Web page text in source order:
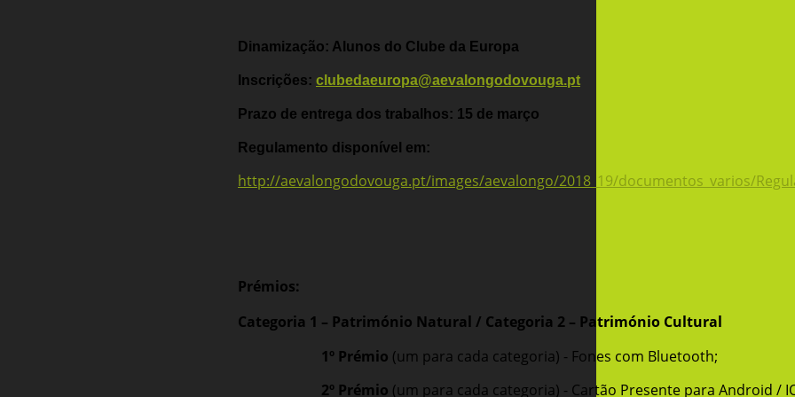
Dinamização: Alunos do Clube da Europa
Inscrições: clubedaeuropa@aevalongodovouga.pt
Prazo de entrega dos trabalhos: 15 de março
Regulamento disponível em:
http://aevalongodovouga.pt/images/aevalongo/2018_19/documentos_varios/
Prémios:
Categoria 1 – Património Natural / Categoria 2 – Património Cultural
1º Prémio (um para cada categoria) - Fones com Bluetooth;
2º Prémio (um para cada categoria) - Cartão Presente para Android /